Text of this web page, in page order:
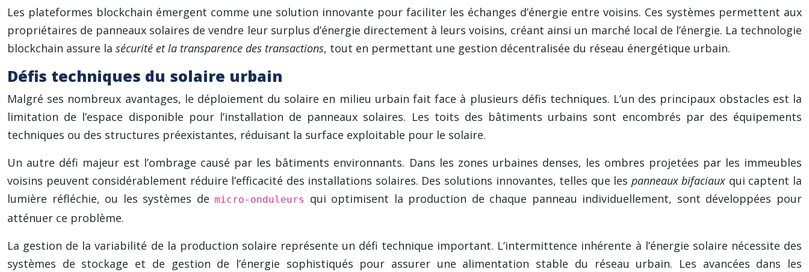
Les plateformes blockchain émergent comme une solution innovante pour faciliter les échanges d’énergie entre voisins. Ces systèmes permettent aux
propriétaires de panneaux solaires de vendre leur surplus d’énergie directement à leurs voisins, créant ainsi un marché local de l’énergie. La technologie
blockchain assure la sécurité et la transparence des transactions, tout en permettant une gestion décentralisée du réseau énergétique urbain.
Défis techniques du solaire urbain
Malgré ses nombreux avantages, le déploiement du solaire en milieu urbain fait face à plusieurs défis techniques. L’un des principaux obstacles est la
limitation de l’espace disponible pour l’installation de panneaux solaires. Les toits des bâtiments urbains sont encombrés par des équipements
techniques ou des structures préexistantes, réduisant la surface exploitable pour le solaire.
Un autre défi majeur est l’ombrage causé par les bâtiments environnants. Dans les zones urbaines denses, les ombres projetées par les immeubles
voisins peuvent considérablement réduire l’efficacité des installations solaires. Des solutions innovantes, telles que les panneaux bifaciaux qui captent la
lumière réfléchie, ou les systèmes demicro-onduleurs
qui optimisent la production de chaque panneau individuellement, sont développées pour
atténuer ce problème.
La gestion de la variabilité de la production solaire représente un défi technique important. L’intermittence inhérente à l’énergie solaire nécessite des
systèmes de stockage et de gestion de l’énergie sophistiqués pour assurer une alimentation stable du réseau urbain. Les avancées dans les